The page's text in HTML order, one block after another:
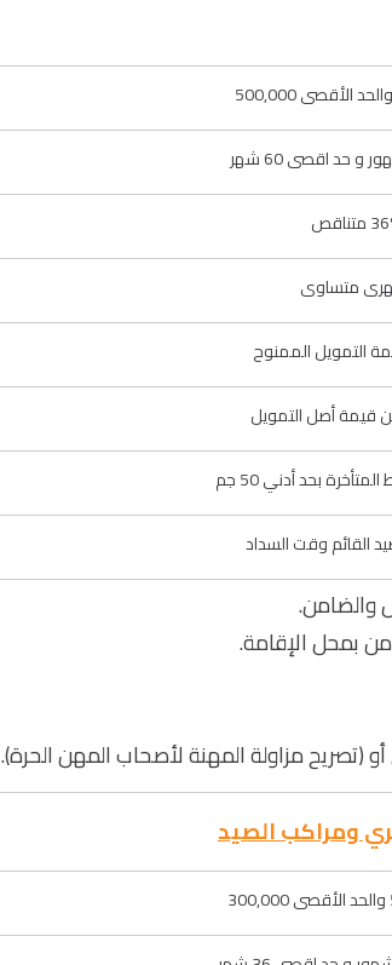
متساوى
والضامن.
بمحل الإقامة.
(تصريح مزاولة المهنة لأصحاب المهن الحرة).